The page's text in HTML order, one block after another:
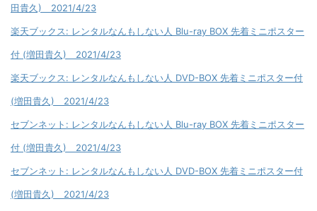
田貴久) 2021/4/23
楽天ブックス: レンタルなんもしない人 Blu-ray BOX 先着ミニポスター
付 (増田貴久) 2021/4/23
楽天ブックス: レンタルなんもしない人 DVD-BOX 先着ミニポスター付
(増田貴久) 2021/4/23
セブンネット: レンタルなんもしない人 Blu-ray BOX 先着ミニポスター
付 (増田貴久) 2021/4/23
セブンネット: レンタルなんもしない人 DVD-BOX 先着ミニポスター付
(増田貴久) 2021/4/23